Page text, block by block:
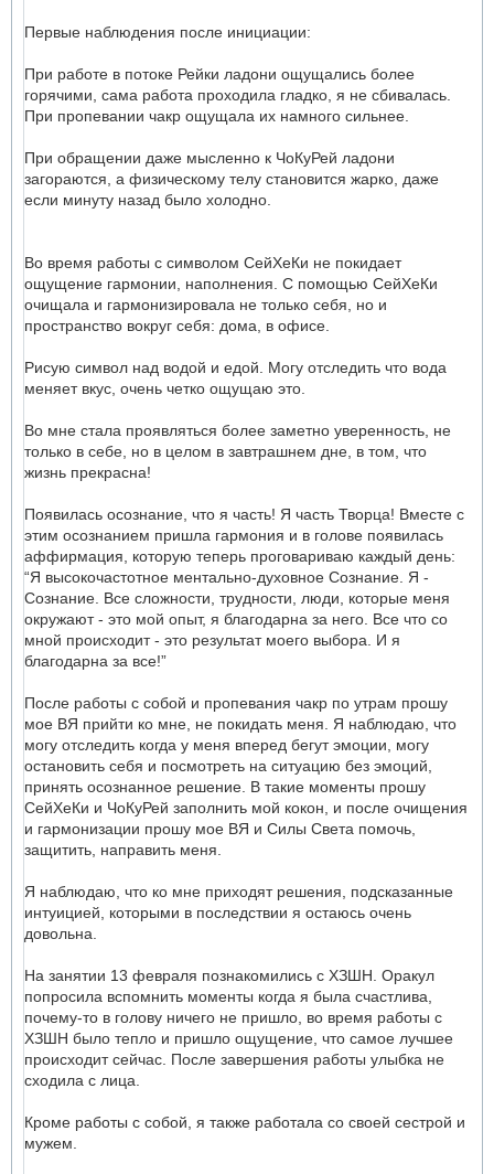
Первые наблюдения после инициации:
При работе в потоке Рейки ладони ощущались более
горячими, сама работа проходила гладко, я не сбивалась.
При пропевании чакр ощущала их намного сильнее.
При обращении даже мысленно к ЧоКуРей ладони
загораются, а физическому телу становится жарко, даже
если минуту назад было холодно.
Во время работы с символом СейХеКи не покидает
ощущение гармонии, наполнения. С помощью СейХеКи
очищала и гармонизировала не только себя, но и
пространство вокруг себя: дома, в офисе.
Рисую символ над водой и едой. Могу отследить что вода
меняет вкус, очень четко ощущаю это.
Во мне стала проявляться более заметно уверенность, не
только в себе, но в целом в завтрашнем дне, в том, что
жизнь прекрасна!
Появилась осознание, что я часть! Я часть Творца! Вместе с
этим осознанием пришла гармония и в голове появилась
аффирмация, которую теперь проговариваю каждый день:
“Я высокочастотное ментально-духовное Сознание. Я -
Сознание. Все сложности, трудности, люди, которые меня
окружают - это мой опыт, я благодарна за него. Все что со
мной происходит - это результат моего выбора. И я
благодарна за все!”
После работы с собой и пропевания чакр по утрам прошу
мое ВЯ прийти ко мне, не покидать меня. Я наблюдаю, что
могу отследить когда у меня вперед бегут эмоции, могу
остановить себя и посмотреть на ситуацию без эмоций,
принять осознанное решение. В такие моменты прошу
СейХеКи и ЧоКуРей заполнить мой кокон, и после очищения
и гармонизации прошу мое ВЯ и Силы Света помочь,
защитить, направить меня.
Я наблюдаю, что ко мне приходят решения, подсказанные
интуицией, которыми в последствии я остаюсь очень
довольна.
На занятии 13 февраля познакомились с ХЗШН. Оракул
попросила вспомнить моменты когда я была счастлива,
почему-то в голову ничего не пришло, во время работы с
ХЗШН было тепло и пришло ощущение, что самое лучшее
происходит сейчас. После завершения работы улыбка не
сходила с лица.
Кроме работы с собой, я также работала со своей сестрой и
мужем.